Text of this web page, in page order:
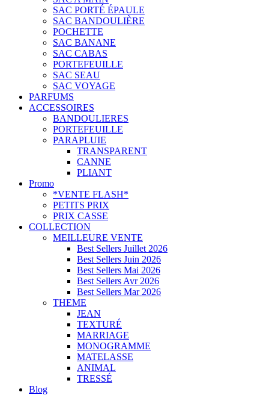
SAC PORTÉ ÉPAULE
SAC BANDOULIÈRE
POCHETTE
SAC BANANE
SAC CABAS
PORTEFEUILLE
SAC SEAU
SAC VOYAGE
PARFUMS
ACCESSOIRES
BANDOULIERES
PORTEFEUILLE
PARAPLUIE
TRANSPARENT
CANNE
PLIANT
Promo
*VENTE FLASH*
PETITS PRIX
PRIX CASSE
COLLECTION
MEILLEURE VENTE
Best Sellers Juillet 2026
Best Sellers Juin 2026
Best Sellers Mai 2026
Best Sellers Avr 2026
Best Sellers Mar 2026
THEME
JEAN
TEXTURÉ
MARRIAGE
MONOGRAMME
MATELASSE
ANIMAL
TRESSÉ
Blog